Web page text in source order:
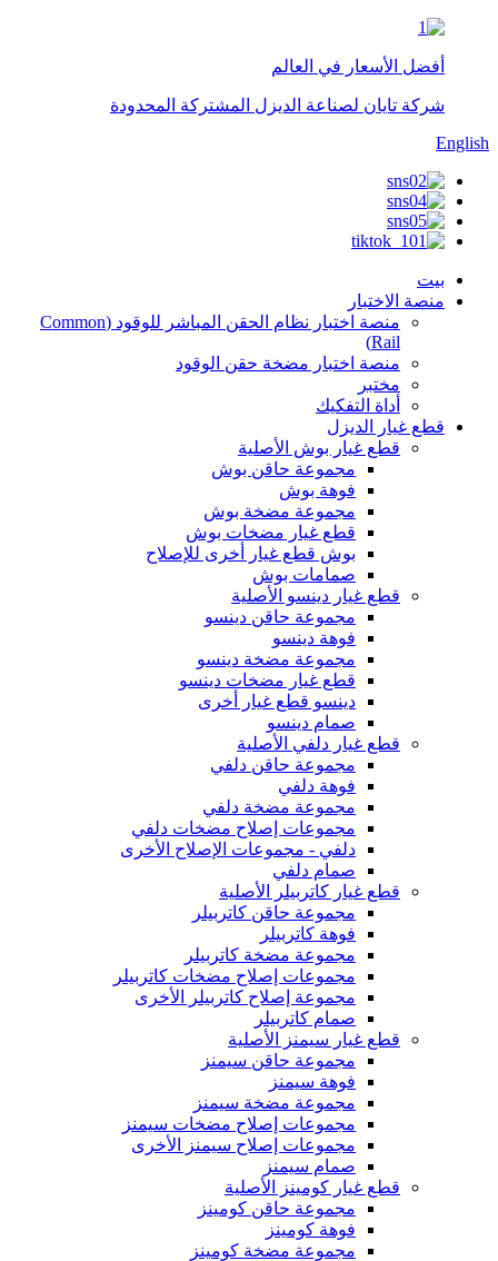
أفضل الأسعار في العالم
شركة تايان لصناعة الديزل المشتركة المحدودة
English
بيت
منصة الاختبار
منصة اختبار نظام الحقن المباشر للوقود (Common
Rail)
منصة اختبار مضخة حقن الوقود
مختبر
أداة التفكيك
قطع غيار الديزل
قطع غيار بوش الأصلية
مجموعة حاقن بوش
فوهة بوش
مجموعة مضخة بوش
قطع غيار مضخات بوش
بوش قطع غيار أخرى للإصلاح
صمامات بوش
قطع غيار دينسو الأصلية
مجموعة حاقن دينسو
فوهة دينسو
مجموعة مضخة دينسو
قطع غيار مضخات دينسو
دينسو قطع غيار أخرى
صمام دينسو
قطع غيار دلفي الأصلية
مجموعة حاقن دلفي
فوهة دلفي
مجموعة مضخة دلفي
مجموعات إصلاح مضخات دلفي
دلفي - مجموعات الإصلاح الأخرى
صمام دلفي
قطع غيار كاتربيلر الأصلية
مجموعة حاقن كاتربيلر
فوهة كاتربيلر
مجموعة مضخة كاتربيلر
مجموعات إصلاح مضخات كاتربيلر
مجموعة إصلاح كاتربيلر الأخرى
صمام كاتربيلر
قطع غيار سيمنز الأصلية
مجموعة حاقن سيمنز
فوهة سيمنز
مجموعة مضخة سيمنز
مجموعات إصلاح مضخات سيمنز
مجموعات إصلاح سيمنز الأخرى
صمام سيمنز
قطع غيار كومينز الأصلية
مجموعة حاقن كومينز
فوهة كومينز
مجموعة مضخة كومينز